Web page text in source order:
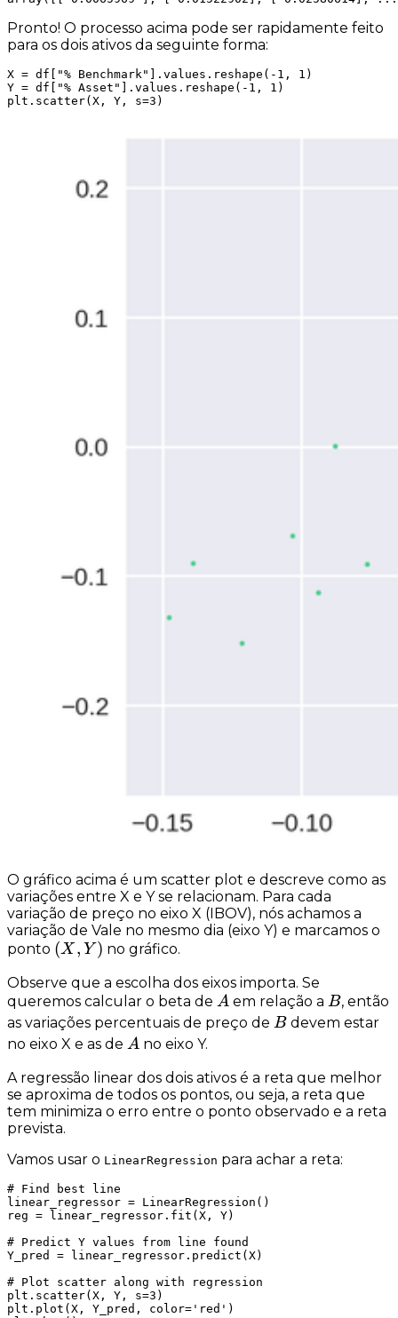
Pronto! O processo acima pode ser rapidamente feito
para os dois ativos da seguinte forma:
X = df["% Benchmark"].values.reshape(-1, 1)
Y = df["% Asset"].values.reshape(-1, 1)
plt.scatter(X, Y, s=3)
O gráfico acima é um scatter plot e descreve como as
variações entre X e Y se relacionam. Para cada
variação de preço no eixo X (IBOV), nós achamos a
variação de Vale no mesmo dia (eixo Y) e marcamos o
ponto (X,Y)
(X , Y ) no gráfico.
Observe que a escolha dos eixos importa. Se
queremos calcular o beta de A
A em relação a B
B, então
as variações percentuais de preço de B
Bdevem estar
no eixo X e as de A
A no eixo Y.
A regressão linear dos dois ativos é a reta que melhor
se aproxima de todos os pontos, ou seja, a reta que
tem minimiza o erro entre o ponto observado e a reta
prevista.
Vamos usar o LinearRegression para achar a reta:
# Find best line
linear_regressor = LinearRegression()
reg = linear_regressor.fit(X, Y)
# Predict Y values from line found
Y_pred = linear_regressor.predict(X)
# Plot scatter along with regression
plt.scatter(X, Y, s=3)
plt.plot(X, Y_pred, color='red')